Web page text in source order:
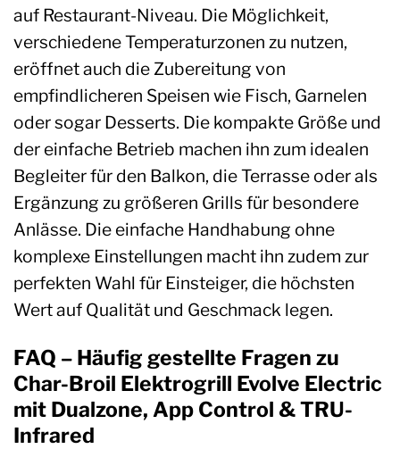
auf Restaurant-Niveau. Die Möglichkeit,
verschiedene Temperaturzonen zu nutzen,
eröffnet auch die Zubereitung von
empfindlicheren Speisen wie Fisch, Garnelen
oder sogar Desserts. Die kompakte Größe und
der einfache Betrieb machen ihn zum idealen
Begleiter für den Balkon, die Terrasse oder als
Ergänzung zu größeren Grills für besondere
Anlässe. Die einfache Handhabung ohne
komplexe Einstellungen macht ihn zudem zur
perfekten Wahl für Einsteiger, die höchsten
Wert auf Qualität und Geschmack legen.
FAQ – Häufig gestellte Fragen zu
Char-Broil Elektrogrill Evolve Electric
mit Dualzone, App Control & TRU-
Infrared